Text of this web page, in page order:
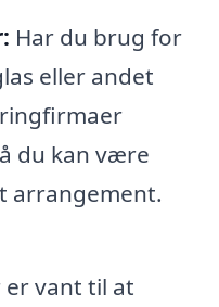
Har du brug for
eller andet
du kan være
arrangement.
er vant til at